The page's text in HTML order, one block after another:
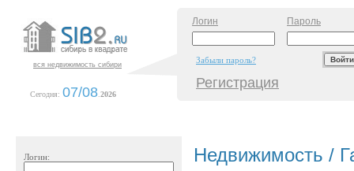
вся недвижимость сибири
Сегодня: 07/08 2026
Логин Пароль
Забыли пароль?
Регистрация
Логин: Недвижимость /